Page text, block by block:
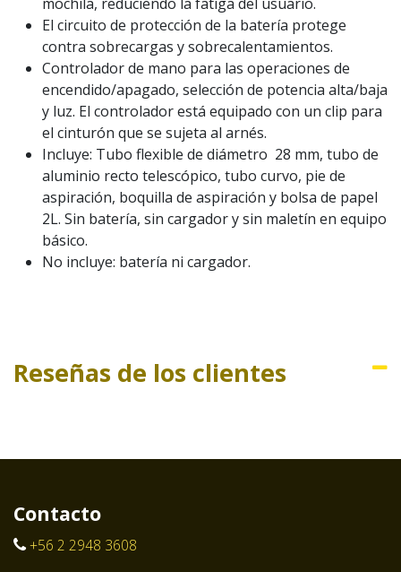
El circuito de protección de la batería protege
contra sobrecargas y sobrecalentamientos.
Controlador de mano para las operaciones de
encendido/apagado, selección de potencia alta/baja
y luz. El controlador está equipado con un clip para
el cinturón que se sujeta al arnés.
Incluye: Tubo flexible de diámetro 28 mm, tubo de
aluminio recto telescópico, tubo curvo, pie de
aspiración, boquilla de aspiración y bolsa de papel
2L. Sin batería, sin cargador y sin maletín en equipo
básico.
No incluye: batería ni cargador.
Reseñas de los clientes
Contacto
+56 2 2948 3608